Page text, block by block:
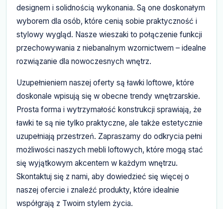
designem i solidnością wykonania. Są one doskonałym
wyborem dla osób, które cenią sobie praktyczność i
stylowy wygląd. Nasze wieszaki to połączenie funkcji
przechowywania z niebanalnym wzornictwem – idealne
rozwiązanie dla nowoczesnych wnętrz.
Uzupełnieniem naszej oferty są ławki loftowe, które
doskonale wpisują się w obecne trendy wnętrzarskie.
Prosta forma i wytrzymałość konstrukcji sprawiają, że
ławki te są nie tylko praktyczne, ale także estetycznie
uzupełniają przestrzeń. Zapraszamy do odkrycia pełni
możliwości naszych mebli loftowych, które mogą stać
się wyjątkowym akcentem w każdym wnętrzu.
Skontaktuj się z nami, aby dowiedzieć się więcej o
naszej ofercie i znaleźć produkty, które idealnie
współgrają z Twoim stylem życia.